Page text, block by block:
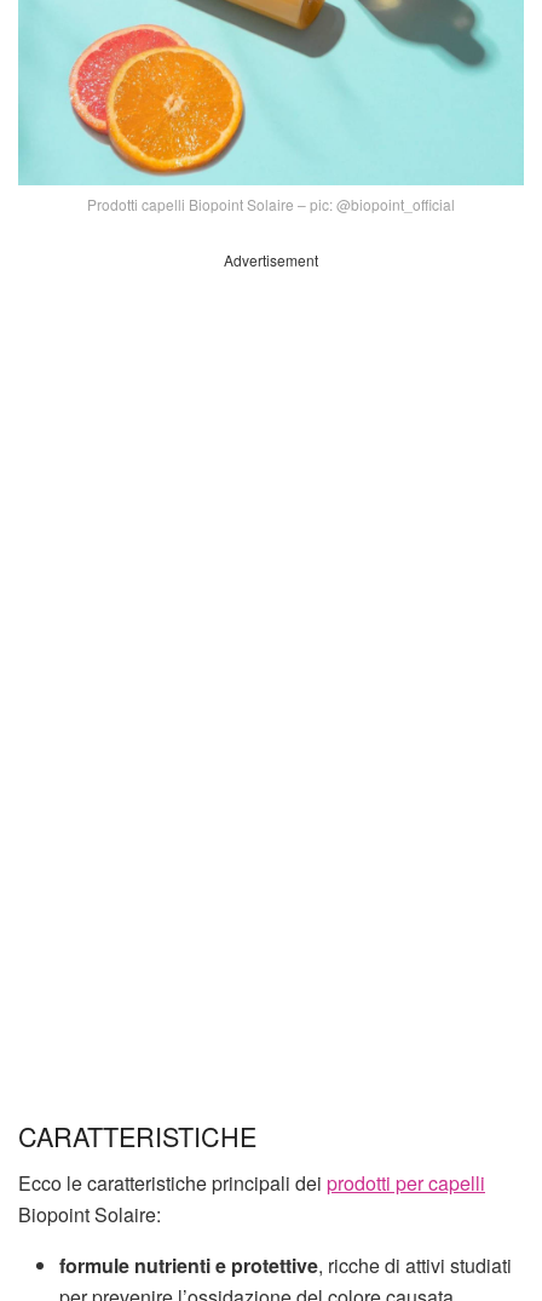
Prodotti capelli Biopoint Solaire – pic: @biopoint_official
Advertisement
CARATTERISTICHE
Ecco le caratteristiche principali dei prodotti per capelli
Biopoint Solaire:
formule nutrienti e protettive, ricche di attivi studiati